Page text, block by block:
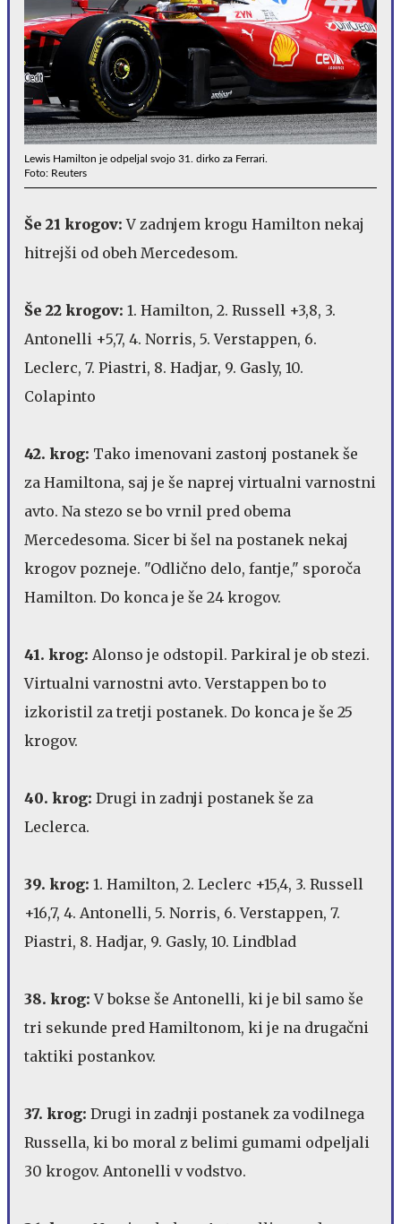
Lewis Hamilton je odpeljal svojo 31. dirko za Ferrari.
Foto: Reuters
Še 21 krogov:V zadnjem krogu Hamilton nekaj
hitrejši od obeh Mercedesom.
Še 22 krogov: 1. Hamilton, 2. Russell +3,8, 3.
Antonelli +5,7, 4. Norris, 5. Verstappen, 6.
Leclerc, 7. Piastri, 8. Hadjar, 9. Gasly, 10.
Colapinto
42. krog: Tako imenovani zastonj postanek še
za Hamiltona, saj je še naprej virtualni varnostni
avto. Na stezo se bo vrnil pred obema
Mercedesoma. Sicer bi šel na postanek nekaj
krogov pozneje. "Odlično delo, fantje," sporoča
Hamilton. Do konca je še 24 krogov.
41. krog: Alonso je odstopil. Parkiral je ob stezi.
Virtualni varnostni avto. Verstappen bo to
izkoristil za tretji postanek. Do konca je še 25
krogov.
40. krog: Drugi in zadnji postanek še za
Leclerca.
39. krog: 1. Hamilton, 2. Leclerc +15,4, 3. Russell
+16,7, 4. Antonelli, 5. Norris, 6. Verstappen, 7.
Piastri, 8. Hadjar, 9. Gasly, 10. Lindblad
38. krog:V bokse še Antonelli, ki je bil samo še
tri sekunde pred Hamiltonom, ki je na drugačni
taktiki postankov.
37. krog: Drugi in zadnji postanek za vodilnega
Russella, ki bo moral z belimi gumami odpeljali
30 krogov. Antonelli v vodstvo.